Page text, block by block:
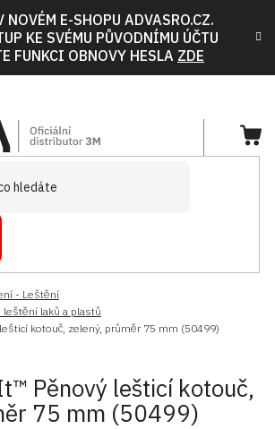
NOVÉM E-SHOPU ADVASRO.CZ.
KE SVÉMU PŮVODNÍMU ÚČTU
FUNKCI OBNOVY HESLA ZDE
- Leštění
leštění laků a plastů
kotouč, zelený, průměr 75 mm (50499)
Pěnový lešticí kotouč,
75 mm (50499)